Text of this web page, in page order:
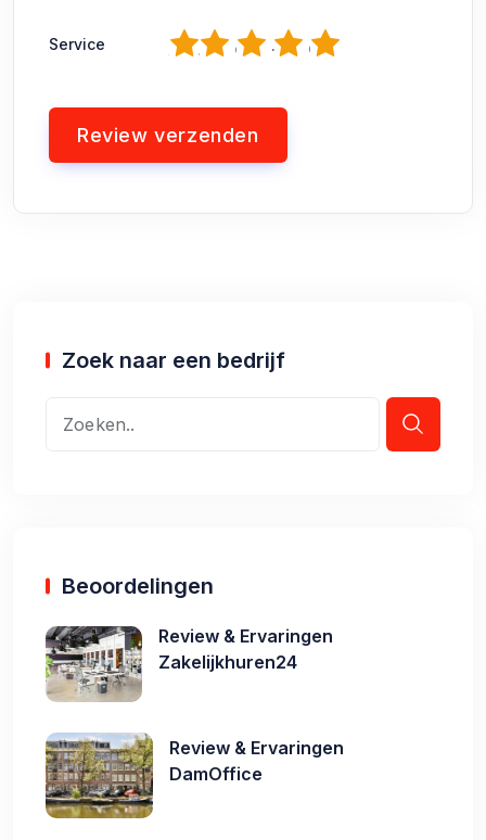
Service 5
4
3
2
Zoek naar een bedrijf
Beoordelingen
Review & Ervaringen
Zakelijkhuren24
Review & Ervaringen
DamOffice